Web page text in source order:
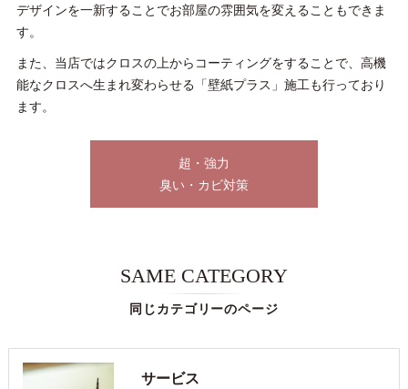
デザインを一新することでお部屋の雰囲気を変えることもできま
す。
また、当店ではクロスの上からコーティングをすることで、高機
能なクロスへ生まれ変わらせる「壁紙プラス」施工も行っており
ます。
超・強力
臭い・カビ対策
同じカテゴリーのページ
SAME CATEGORY
サービス